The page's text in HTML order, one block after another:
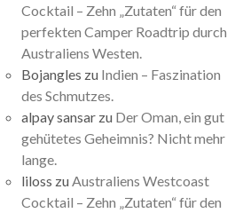
Cocktail – Zehn „Zutaten“ für den
perfekten Camper Roadtrip durch
Australiens Westen.
Bojangles zu Indien – Faszination
des Schmutzes.
alpay sansar zu Der Oman, ein gut
gehütetes Geheimnis? Nicht mehr
lange.
liloss zu Australiens Westcoast
Cocktail – Zehn „Zutaten“ für den